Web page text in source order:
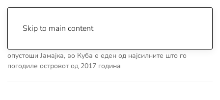
Skip to main content
опустоши Јамајка, во Куба е еден од најсилните што го
погодиле островот од 2017 година